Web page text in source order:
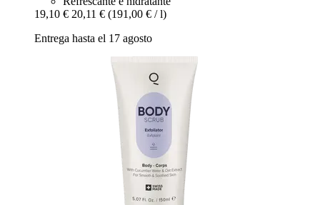
19,10 € 20,11 € (191,00 € / l)
Entrega hasta el 17 agosto